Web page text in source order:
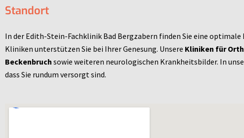
Standort
In der Edith-Stein-Fachklinik Bad Bergzabern finden Sie eine
Kliniken unterstützen Sie bei Ihrer Genesung. Unsere Kliniken für
Beckenbruch sowie weiteren neurologischen Krankheitsbilder. In
dass Sie rundum versorgt sind.